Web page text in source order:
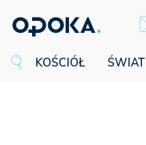
KOŚCIÓŁ ŚWIAT